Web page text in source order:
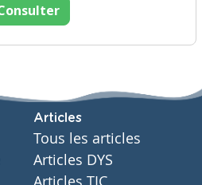
Articles
Tous les articles
Articles DYS